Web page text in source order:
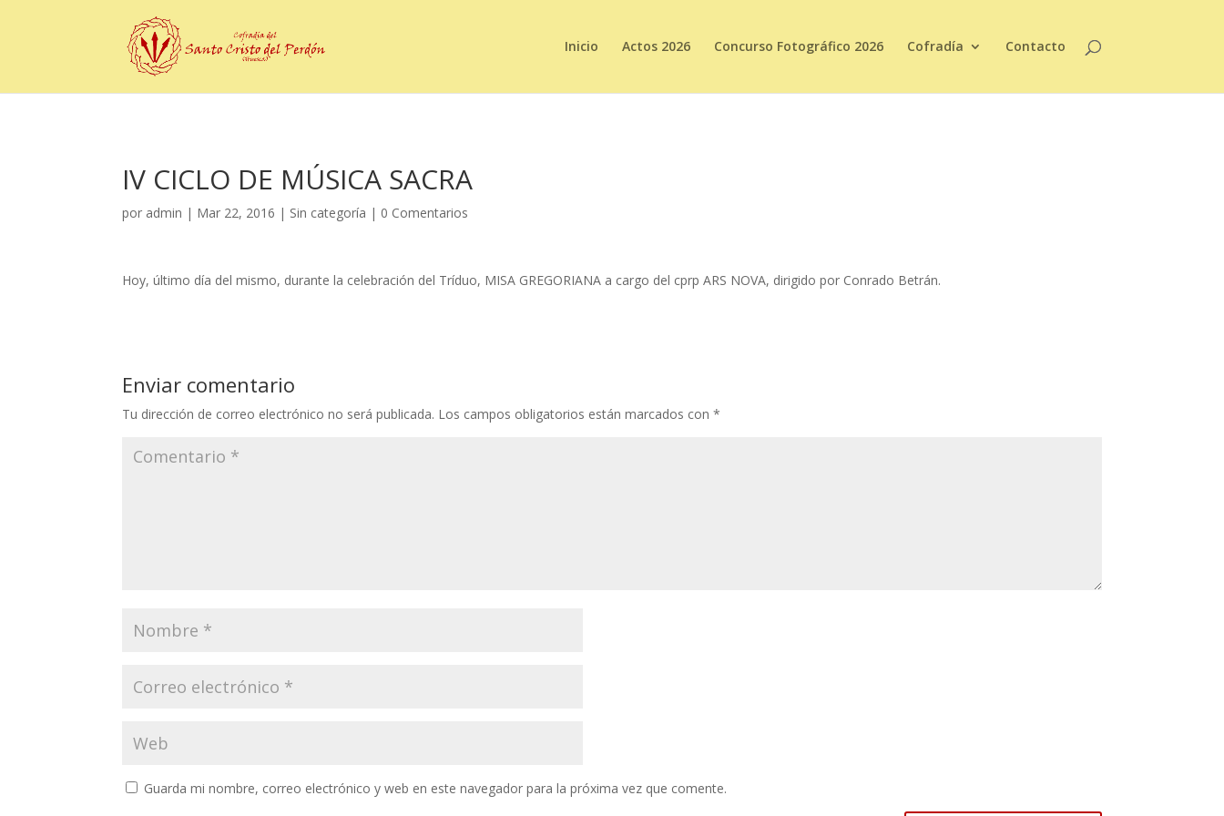
Inicio Actos 2026 Concurso Fotográfico 2026 Cofradía Contacto
IV CICLO DE MÚSICA SACRA
por admin | Mar 22, 2016 | Sin categoría | 0 Comentarios
Hoy, último día del mismo, durante la celebración del Tríduo, MISA GREGORIANA a cargo del cprp ARS NOVA, dirigido por Conrado Betrán.
Enviar comentario
Tu dirección de correo electrónico no será publicada. Los campos obligatorios están marcados con*
Guarda mi nombre, correo electrónico y web en este navegador para la próxima vez que comente.